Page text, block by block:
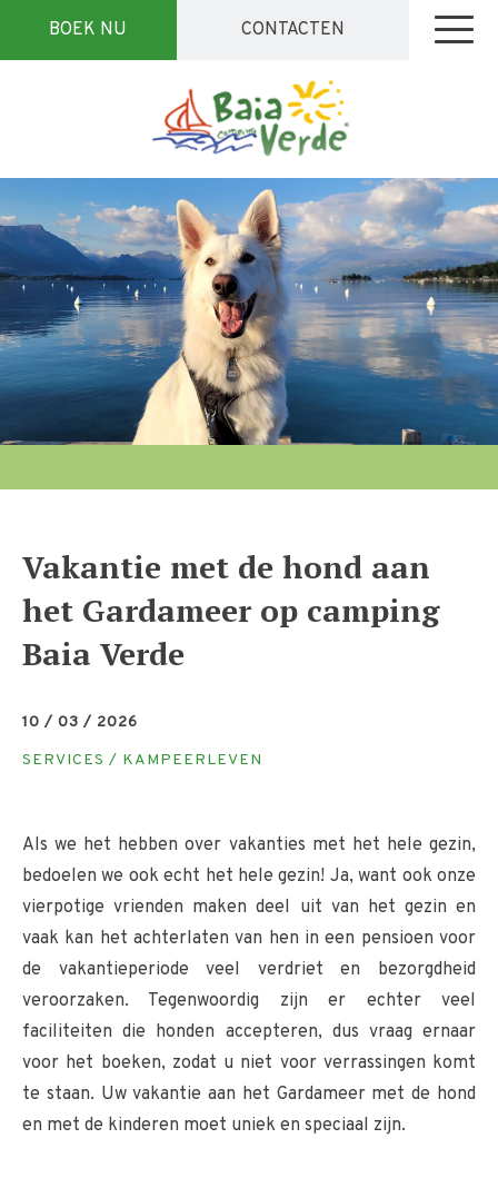
BOEK NU CONTACTEN
Vakantie met de hond aan
het Gardameer op camping
Baia Verde
10 / 03 / 2026
SERVICES / KAMPEERLEVEN
Als we het hebben over vakanties met het hele gezin,
bedoelen we ook echt het hele gezin! Ja, want ook onze
vierpotige vrienden maken deel uit van het gezin en
vaak kan het achterlaten van hen in een pensioen voor
de vakantieperiode veel verdriet en bezorgdheid
veroorzaken. Tegenwoordig zijn er echter veel
faciliteiten die honden accepteren, dus vraag ernaar
voor het boeken, zodat u niet voor verrassingen komt
te staan. Uw vakantie aan het Gardameer met de hond
en met de kinderen moet uniek en speciaal zijn.